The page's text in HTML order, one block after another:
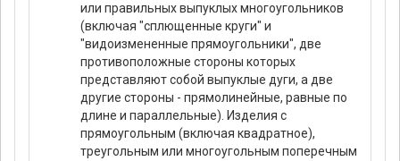
или правильных выпуклых многоугольников
(включая "сплющенные круги" и
"видоизмененные прямоугольники", две
противоположные стороны которых
представляют собой выпуклые дуги, а две
другие стороны - прямолинейные, равные по
длине и параллельные). Изделия с
прямоугольным (включая квадратное),
треугольным или многоугольным поперечным